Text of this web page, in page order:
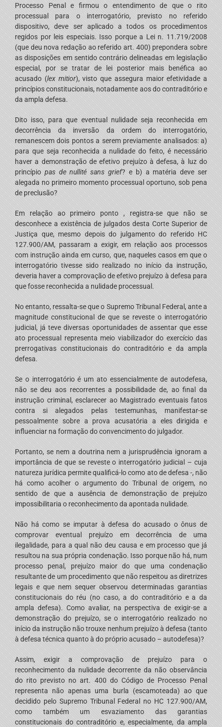
Processo Penal e firmou o entendimento de que o rito
processual para o interrogatório, previsto no referido
dispositivo, deve ser aplicado a todos os procedimentos
regidos por leis especiais. Isso porque a Lei n. 11.719/2008
(que deu nova redação ao referido art. 400) prepondera sobre
as disposições em sentido contrário delineadas em legislação
especial, por se tratar de lei posterior mais benéfica ao
acusado (lex mitior), visto que assegura maior efetividade a
princípios constitucionais, notadamente aos do contraditório e
da ampla defesa.
Dito isso, para que eventual nulidade seja reconhecida em
decorrência da inversão da ordem do interrogatório,
remanescem dois pontos a serem previamente analisados: a)
para que seja reconhecida a nulidade do feito, é necessário
haver a demonstração de efetivo prejuízo à defesa, à luz do
princípio pas de nullité sans grief? e b) a matéria deve ser
alegada no primeiro momento processual oportuno, sob pena
de preclusão?
Em relação ao primeiro ponto , registra-se que não se
desconhece a existência de julgados desta Corte Superior de
Justiça que, mesmo depois do julgamento do referido HC
127.900/AM, passaram a exigir, em relação aos processos
com instrução ainda em curso, que, naqueles casos em que o
interrogatório tivesse sido realizado no início da instrução,
deveria haver a comprovação de efetivo prejuízo à defesa para
que fosse reconhecida a nulidade processual.
No entanto, ressalta-se que o Supremo Tribunal Federal, ante a
magnitude constitucional de que se reveste o interrogatório
judicial, já teve diversas oportunidades de assentar que esse
ato processual representa meio viabilizador do exercício das
prerrogativas constitucionais do contraditório e da ampla
defesa.
Se o interrogatório é um ato essencialmente de autodefesa,
não se deu aos recorrentes a possibilidade de, ao final da
instrução criminal, esclarecer ao Magistrado eventuais fatos
contra si alegados pelas testemunhas, manifestar-se
pessoalmente sobre a prova acusatória a eles dirigida e
influenciar na formação do convencimento do julgador.
Portanto, se nem a doutrina nem a jurisprudência ignoram a
importância de que se reveste o interrogatório judicial – cuja
natureza jurídica permite qualificá-lo como ato de defesa -, não
há como acolher o argumento do Tribunal de origem, no
sentido de que a ausência de demonstração de prejuízo
impossibilitaria o reconhecimento da apontada nulidade.
Não há como se imputar à defesa do acusado o ônus de
comprovar eventual prejuízo em decorrência de uma
ilegalidade, para a qual não deu causa e em processo que já
resultou na sua própria condenação. Isso porque não há, num
processo penal, prejuízo maior do que uma condenação
resultante de um procedimento que não respeitou as diretrizes
legais e que nem sequer observou determinadas garantias
constitucionais do réu (no caso, a do contraditório e a da
ampla defesa). Como avaliar, na perspectiva de exigir-se a
demonstração do prejuízo, se o interrogatório realizado no
início da instrução não trouxe nenhum prejuízo à defesa (tanto
à defesa técnica quanto à do próprio acusado – autodefesa)?
Assim, exigir a comprovação de prejuízo para o
reconhecimento da nulidade decorrente da não observância
do rito previsto no art. 400 do Código de Processo Penal
representa não apenas uma burla (escamoteada) ao que
decidido pelo Supremo Tribunal Federal no HC 127.900/AM,
como também um esvaziamento das garantias
constitucionais do contraditório e, especialmente, da ampla